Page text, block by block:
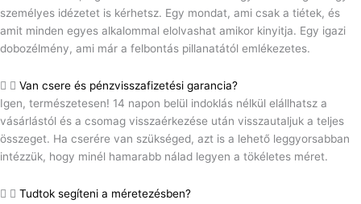
személyes idézetet is kérhetsz. Egy mondat, ami csak a tiétek, és
amit minden egyes alkalommal elolvashat amikor kinyitja. Egy igazi
dobozélmény, ami már a felbontás pillanatától emlékezetes.
Van csere és pénzvisszafizetési garancia?
Igen, természetesen! 14 napon belül indoklás nélkül elállhatsz a
vásárlástól és a csomag visszaérkezése után visszautaljuk a teljes
összeget. Ha cserére van szükséged, azt is a lehető leggyorsabban
intézzük, hogy minél hamarabb nálad legyen a tökéletes méret.
Tudtok segíteni a méretezésben?